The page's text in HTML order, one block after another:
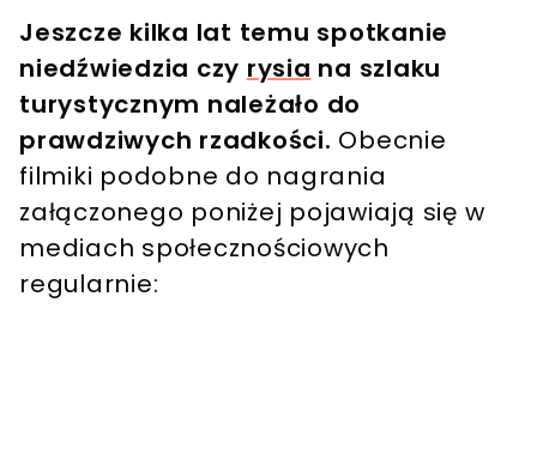
Jeszcze kilka lat temu spotkanie
niedźwiedzia czy rysia na szlaku
turystycznym należało do
prawdziwych rzadkości. Obecnie
filmiki podobne do nagrania
załączonego poniżej pojawiają się w
mediach społecznościowych
regularnie: